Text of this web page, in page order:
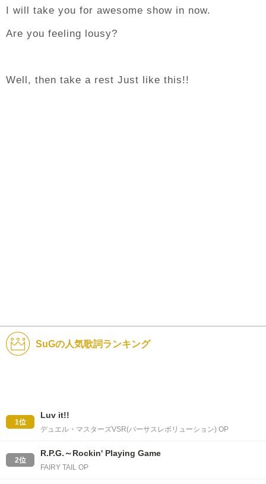
I will take you for awesome show in now.
Are you feeling lousy?
Well, then take a rest Just like this!!
SuGの人気歌詞ランキング
1位
Luv it!!
デュエル・マスターズVSR(バーサスレボリューション) OP
2位
R.P.G.～Rockin' Playing Game
FAIRY TAIL OP